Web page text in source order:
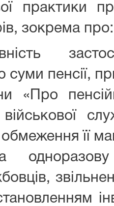
практики
зокрема про:
суми пенсії,
«Про
її